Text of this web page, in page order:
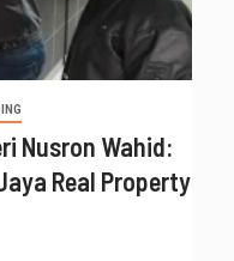
Nusron Wahid:
Real Property